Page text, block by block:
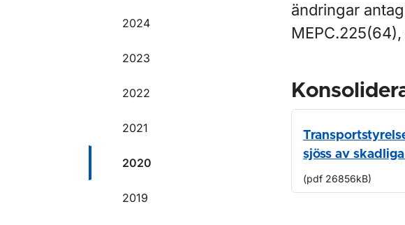
2024
2023
2022
2021
2020
2019
ändringar
sjöss av
(pdf 26856kB)